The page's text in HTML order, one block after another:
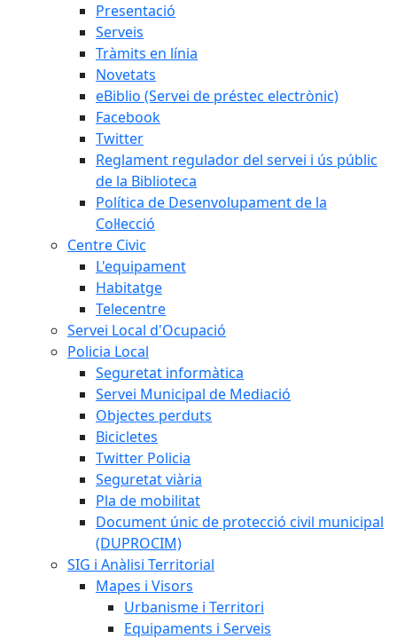
Presentació
Serveis
Tràmits en línia
Novetats
eBiblio (Servei de préstec electrònic)
Facebook
Twitter
Reglament regulador del servei i ús públic
de la Biblioteca
Política de Desenvolupament de la
Col·lecció
Centre Civic
L'equipament
Habitatge
Telecentre
Servei Local d'Ocupació
Policia Local
Seguretat informàtica
Servei Municipal de Mediació
Objectes perduts
Bicicletes
Twitter Policia
Seguretat viària
Pla de mobilitat
Document únic de protecció civil municipal
(DUPROCIM)
SIG i Anàlisi Territorial
Mapes i Visors
Urbanisme i Territori
Equipaments i Serveis